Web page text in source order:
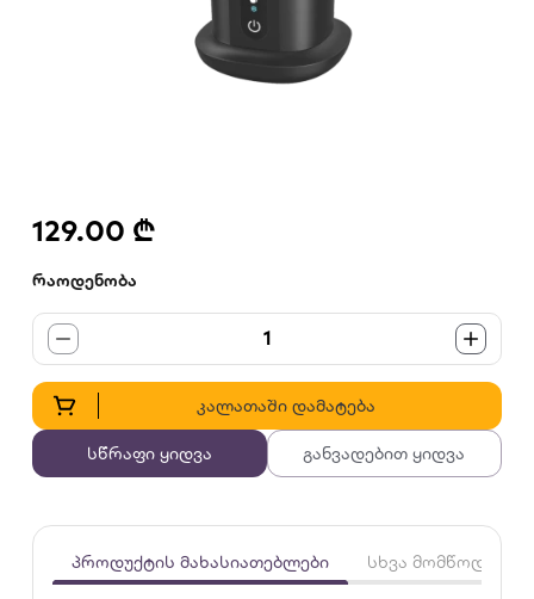
129.00 ₾
რაოდენობა
1
კალათაში დამატება
სწრაფი ყიდვა განვადებით ყიდვა
პროდუქტის მახასიათებლები სხვა